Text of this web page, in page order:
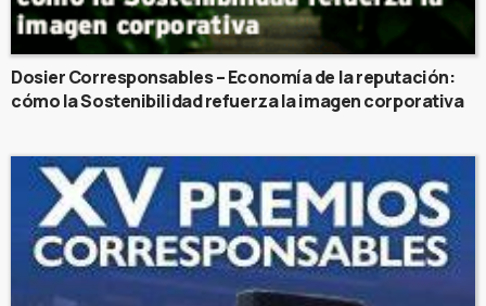
Dosier Corresponsables – Economía de la reputación:
cómo la Sostenibilidad refuerza la imagen corporativa